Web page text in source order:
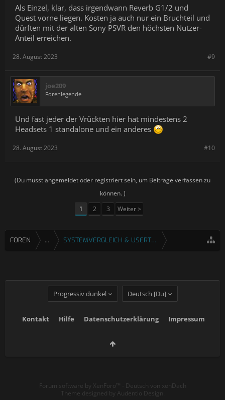
Als Einzel, klar, dass irgendwann Reverb G1/2 und
Quest vorne liegen. Kosten ja auch nur ein Bruchteil und
dürften mit der alten Sony PSVR den höchsten Nutzer-
Anteil erreichen.
#9
28. August 2023
joe209
Forenlegende
Und fast jeder der Vrückten hier hat mindestens 2
Headsets 1 standalone und ein anderes
#10
28. August 2023
(Du musst angemeldet oder registriert sein, um Beiträge verfassen zu
können. )
1
2 3 Weiter >
FOREN ... SYSTEMVERGLEICH & USERTESTS
Progressiv dunkel Deutsch [Du]
Kontakt Hilfe Datenschutzerklärung Impressum
Forum software by XenForo™ - Deutsch von xenDach
Theme designed by Audentio Design.